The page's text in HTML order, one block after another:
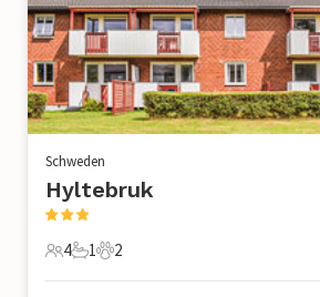
Schweden
Hyltebruk
4 Gäste
4
1 Badezimmer
1
2 Haustiere
2